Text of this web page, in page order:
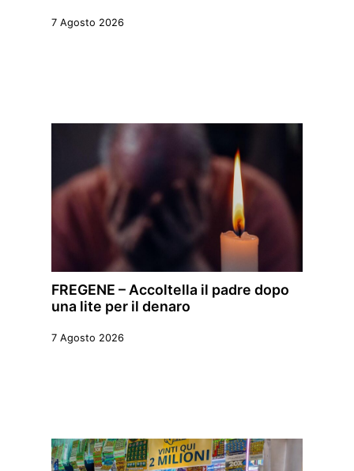
7 Agosto 2026
FREGENE – Accoltella il padre dopo
una lite per il denaro
7 Agosto 2026